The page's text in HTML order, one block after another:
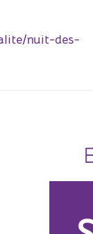
nuit-des-